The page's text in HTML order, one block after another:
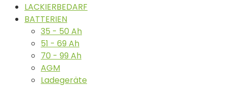
LACKIERBEDARF
BATTERIEN
35 - 50 Ah
51 - 69 Ah
70 - 99 Ah
AGM
Ladegeräte